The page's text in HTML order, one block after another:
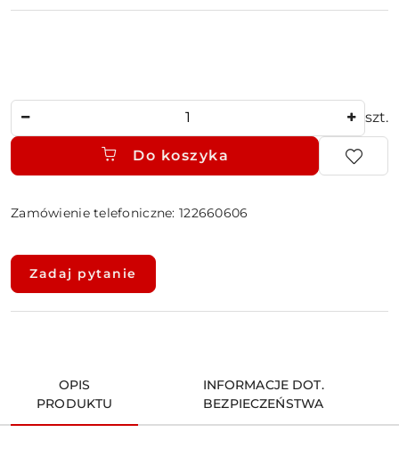
szt.
Do koszyka
Zamówienie telefoniczne: 122660606
Dostępność
dostawa
Zadaj pytanie
OPIS
PRODUKTU
INFORMACJE DOT.
BEZPIECZEŃSTWA